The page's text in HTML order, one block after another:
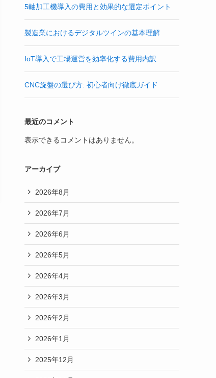
5軸加工機導入の費用と効果的な選定ポイント
製造業におけるデジタルツインの基本理解
IoT導入で工場運営を効率化する費用内訳
CNC旋盤の選び方: 初心者向け徹底ガイド
最近のコメント
表示できるコメントはありません。
アーカイブ
2026年8月
2026年7月
2026年6月
2026年5月
2026年4月
2026年3月
2026年2月
2026年1月
2025年12月